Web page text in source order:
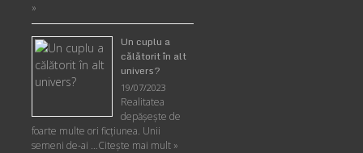
»
Un cuplu a
călătorit în alt
univers?
19/07/2023
Realitatea
depăşeşte de
foarte multe ori ficţiunea. Unii
semeni de-ai …Citește mai mult »